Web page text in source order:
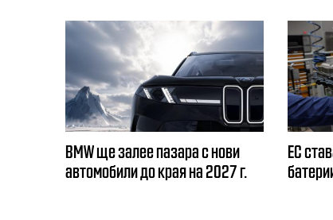
BMW ще залее пазара с нови
автомобили до края на 2027 г.
ЕС